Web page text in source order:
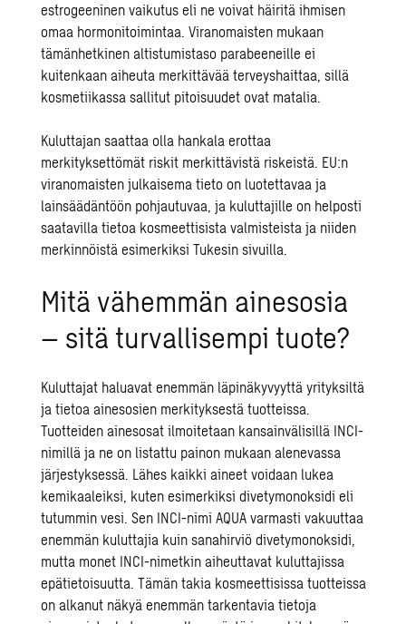
estrogeeninen vaikutus eli ne voivat häiritä ihmisen
omaa hormonitoimintaa. Viranomaisten mukaan
tämänhetkinen altistumistaso parabeeneille ei
kuitenkaan aiheuta merkittävää terveyshaittaa, sillä
kosmetiikassa sallitut pitoisuudet ovat matalia.
Kuluttajan saattaa olla hankala erottaa
merkityksettömät riskit merkittävistä riskeistä. EU:n
viranomaisten julkaisema tieto on luotettavaa ja
lainsäädäntöön pohjautuvaa, ja kuluttajille on helposti
saatavilla tietoa kosmeettisista valmisteista ja niiden
merkinnöistä esimerkiksiTukesin sivuilla.
Mitä vähemmän ainesosia
– sitä turvallisempi tuote?
Kuluttajat haluavat enemmän läpinäkyvyyttä yrityksiltä
ja tietoa ainesosien merkityksestä tuotteissa.
Tuotteiden ainesosat ilmoitetaan kansainvälisillä INCI-
nimillä ja ne on listattu painon mukaan alenevassa
järjestyksessä. Lähes kaikki aineet voidaan lukea
kemikaaleiksi, kuten esimerkiksi divetymonoksidi eli
tutummin vesi. Sen INCI-nimi AQUA varmasti vakuuttaa
enemmän kuluttajia kuin sanahirviö divetymonoksidi,
mutta monet INCI-nimetkin aiheuttavat kuluttajissa
epätietoisuutta. Tämän takia kosmeettisissa tuotteissa
on alkanut näkyä enemmän tarkentavia tietoja